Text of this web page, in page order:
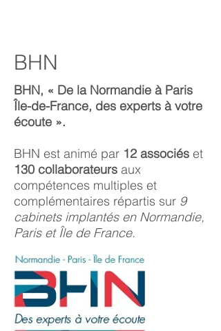
BHN
BHN, « De la Normandie à Paris
Île-de-France, des experts à votre
écoute ».
BHN est animé par 12 associés et
130 collaborateurs aux
compétences multiples et
complémentaires répartis sur 9
cabinets implantés en Normandie,
Paris et Île de France.